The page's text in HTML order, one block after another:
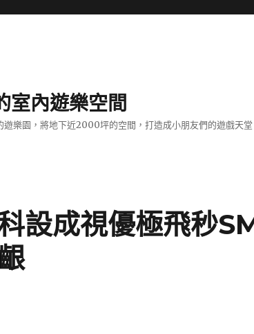
室內遊樂空間
遊樂園，將地下近2000坪的空間，打造成小朋友們的遊戲天堂
設成視優極飛秒